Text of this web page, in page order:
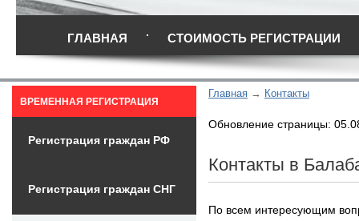
ГЛАВНАЯ СТОИМОСТЬ РЕГИСТРАЦИИ
Главная Контакты
Обновление страницы:
Контакты в
По всем интересующим
ВРЕМЕННАЯ РЕГИСТРАЦИЯ
Регистрация граждан РФ
Регистрация граждан СНГ